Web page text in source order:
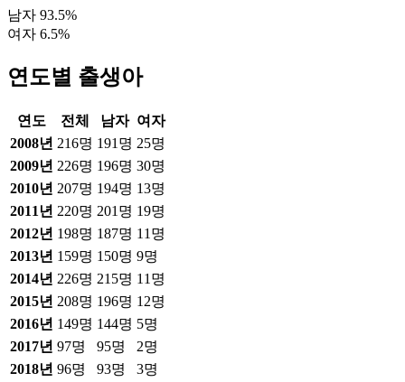
남자 93.5%
여자 6.5%
연도별 출생아
연도 전체 남자 여자
2008년 216명 191 명 25명
2009년 226명 196명 30명
2010년 207명 194명 13명
2011 년 220명 201 명 19명
2012년 198명 187명 11 명
2013년 159명 150명 9명
2014년 226명 215명 11 명
2015년 208명 196명 12명
2016년 149명 144명 5명
2017년 97명 95명 2명
2018년 96명 93명 3명